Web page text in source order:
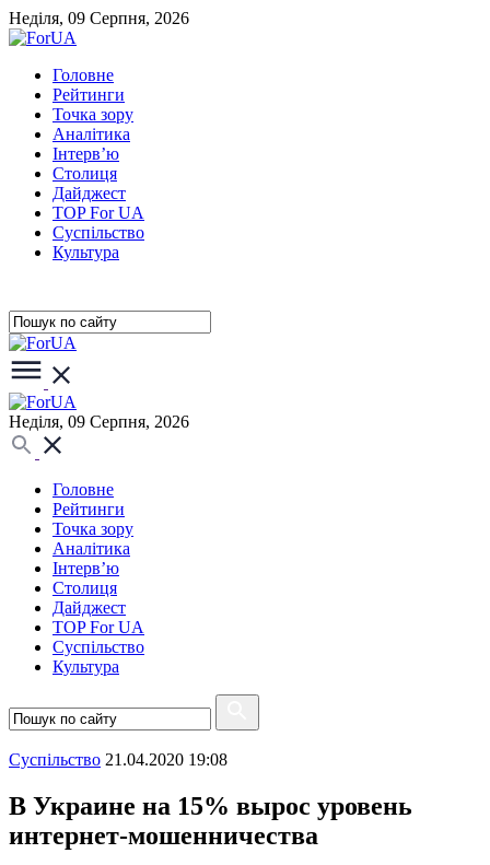
Неділя, 09 Серпня, 2026
Головне
Рейтинги
Точка зору
Аналітика
Інтерв’ю
Столиця
Дайджест
TOP For UA
Суспiльство
Культура
Неділя, 09 Серпня, 2026
Головне
Рейтинги
Точка зору
Аналітика
Інтерв’ю
Столиця
Дайджест
TOP For UA
Суспiльство
Культура
Суспiльство 21.04.2020 19:08
В Украине на 15% вырос уровень
интернет-мошенничества